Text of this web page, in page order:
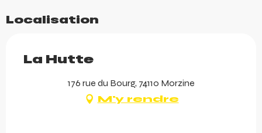
Localisation
La Hutte
176 rue du Bourg, 74110 Morzine
M'y rendre